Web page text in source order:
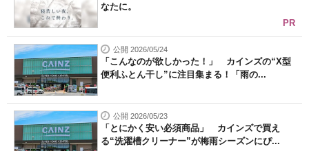
エネルギーの専門メディア
建設×テクノロジーの最前線
ちょっと気になるネットの話題
なたに。
PR
公開 2026/05/24
「こんなのが欲しかった！」 カインズの“X型
便利ふとん干し”に注目集まる！「雨の...
公開 2026/05/23
「とにかく安い必須商品」 カインズで買え
る“洗濯槽クリーナー”が梅雨シーズンにぴ...